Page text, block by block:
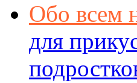
Обо всем
для